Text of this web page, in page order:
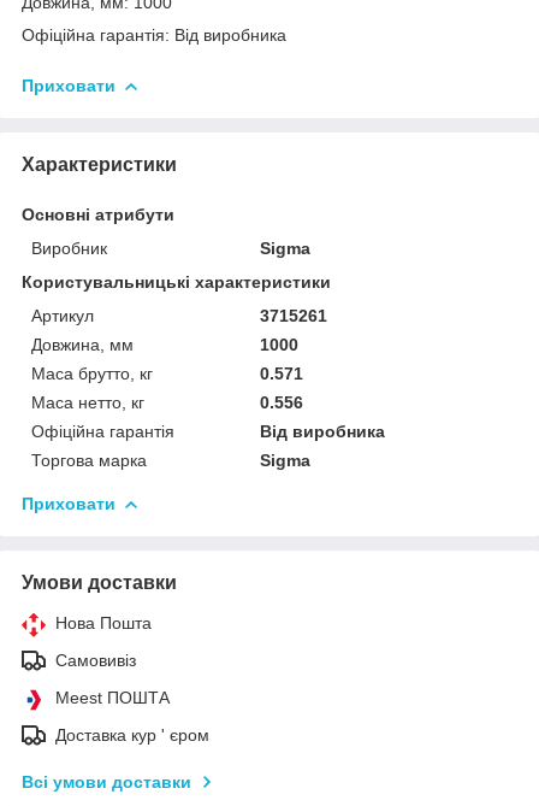
Офіційна гарантія: Від виробника
Приховати
Характеристики
Основні атрибути
Виробник
Sigma
Користувальницькі характеристики
Артикул
3715261
Довжина, мм
1000
Маса брутто, кг
0.571
Маса нетто, кг
0.556
Офіційна гарантія
Від виробника
Торгова марка
Sigma
Приховати
Умови доставки
Нова Пошта
Самовивіз
Meest ПОШТА
Доставка кур ' єром
Всі умови доставки